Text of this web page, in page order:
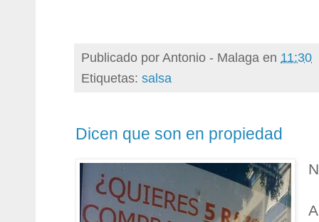
Publicado porAntonio - Malaga en 11:30
Etiquetas: salsa
Dicen que son en propiedad